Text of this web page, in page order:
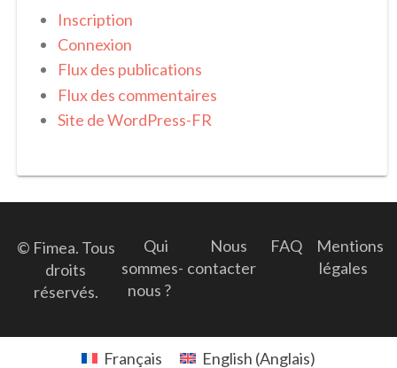
Inscription
Connexion
Flux des publications
Flux des commentaires
Site de WordPress-FR
© Fimea. Tous
droits
réservés.
Qui
sommes-
nous ?
Nous
contacter
FAQ
Mentions
légales
Français English (Anglais)